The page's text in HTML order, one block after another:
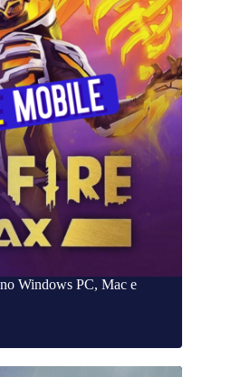
Windows PC, Mac e